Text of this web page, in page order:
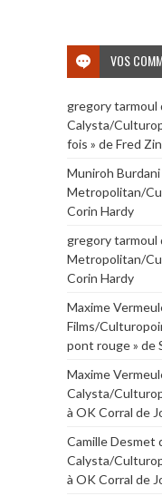
VOS
gregory tarmoul
Calysta/
fois » de Fred
Muniroh Burdani
Metropolitan/
Corin Hardy
gregory tarmoul
Metropolitan/
Corin Hardy
Maxime
Films/
pont rouge » de
Maxime
Calysta/
à OK Corral de
Camille Desmet
Calysta/
à OK Corral de